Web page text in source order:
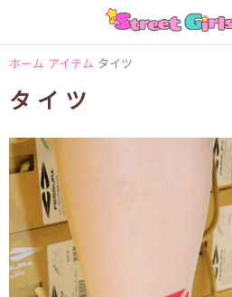
ホーム アイテム タイツ
タイツ